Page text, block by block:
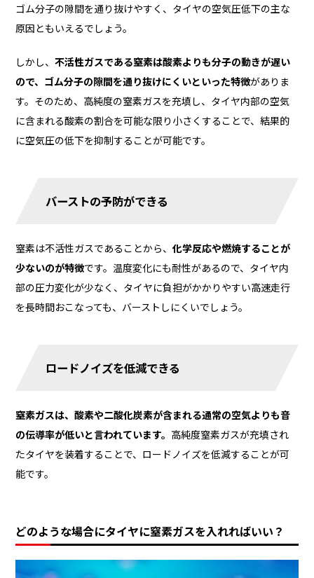
ゴム分子の隙間を通り抜けやすく、タイヤの空気圧低下の主な
原因ともいえるでしょう。
しかし、不活性ガスである窒素は酸素よりも分子の動きが遅い
ので、ゴム分子の隙間を通り抜けにくいといった特徴がありま
す。そのため、高純度の窒素ガスを充填し、タイヤ内部の空気
に含まれる酸素の割合を可能な限り小さくすることで、結果的
に空気圧の低下を抑制することが可能です。
バーストの予防ができる
窒素は不活性ガスであることから、化学反応や燃焼することが
少ないのが特徴です。温度変化にも耐性があるので、タイヤ内
部の圧力変化が少なく、タイヤに負担がかかりやすい高速走行
を長時間おこなっても、バーストしにくいでしょう。
ロードノイズを低減できる
窒素ガスは、酸素や二酸化炭素が含まれる通常の空気よりも音
の伝導率が低いと言われています。 高純度窒素ガスが充填され
たタイヤを装着することで、ロードノイズを低減することが可
能です。
どのような場合にタイヤに窒素ガスを入れればいい？